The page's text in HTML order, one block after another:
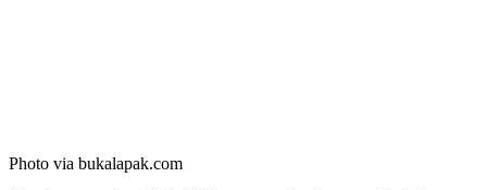
Photo via bukalapak.com